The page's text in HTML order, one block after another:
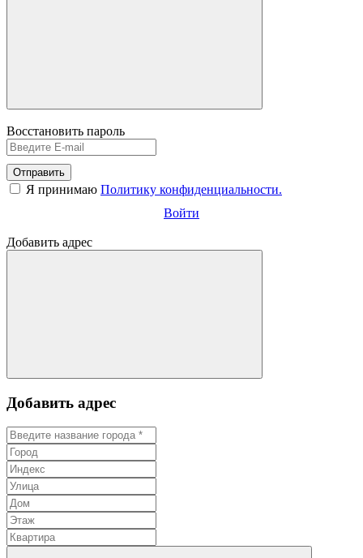
Восстановить пароль
Отправить
Я принимаю Политику конфиденциальности.
Войти
Добавить адрес
Добавить адрес